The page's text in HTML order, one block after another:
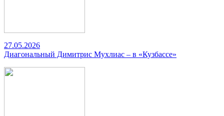
27.05.2026
Диагональный Димитрис Мухлиас – в «Кузбассе»